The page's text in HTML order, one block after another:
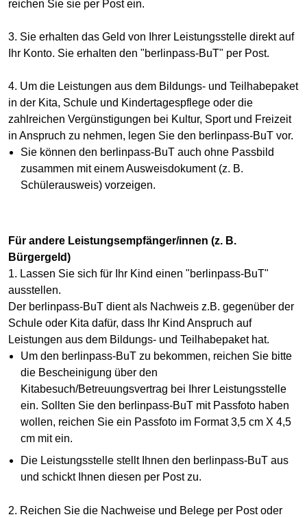
reichen Sie sie per Post ein.
3. Sie erhalten das Geld von Ihrer Leistungsstelle direkt auf
Ihr Konto. Sie erhalten den "berlinpass-BuT" per Post.
4. Um die Leistungen aus dem Bildungs- und Teilhabepaket
in der Kita, Schule und Kindertagespflege oder die
zahlreichen Vergünstigungen bei Kultur, Sport und Freizeit
in Anspruch zu nehmen, legen Sie den berlinpass-BuT vor.
Sie können den berlinpass-BuT auch ohne Passbild
zusammen mit einem Ausweisdokument (z. B.
Schülerausweis) vorzeigen.
Für andere Leistungsempfänger/innen (z. B.
Bürgergeld)
1. Lassen Sie sich für Ihr Kind einen "berlinpass-BuT"
ausstellen.
Der berlinpass-BuT dient als Nachweis z.B. gegenüber der
Schule oder Kita dafür, dass Ihr Kind Anspruch auf
Leistungen aus dem Bildungs- und Teilhabepaket hat.
Um den berlinpass-BuT zu bekommen, reichen Sie bitte
die Bescheinigung über den
Kitabesuch/Betreuungsvertrag bei Ihrer Leistungsstelle
ein. Sollten Sie den berlinpass-BuT mit Passfoto haben
wollen, reichen Sie ein Passfoto im Format 3,5 cm X 4,5
cm mit ein.
Die Leistungsstelle stellt Ihnen den berlinpass-BuT aus
und schickt Ihnen diesen per Post zu.
2. Reichen Sie die Nachweise und Belege per Post oder